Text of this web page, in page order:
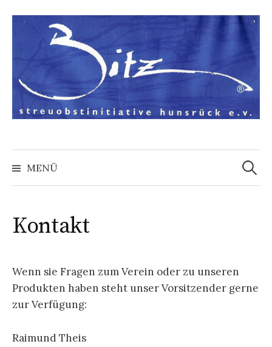
zum
MENÜ
Suchen
nach:
Kontakt
Wenn sie Fragen zum Verein oder zu unseren
Produkten haben steht unser Vorsitzender gerne
zur Verfügung:
Raimund Theis